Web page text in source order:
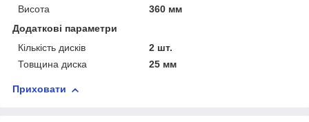
Висота
360 мм
Додаткові параметри
Кількість дисків
2 шт.
Товщина диска
25 мм
Приховати